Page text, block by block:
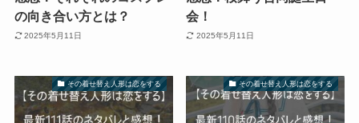
の向き合い方とは？
2025年5月11日
会！
2025年5月11日
その着せ替え人形は恋をする その着せ替え人形は恋をする